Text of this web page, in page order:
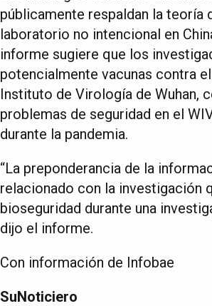
públicamente respaldan la teoría
laboratorio no intencional en
informe sugiere que los
potencialmente vacunas contra
Instituto de Virología de Wuhan,
problemas de seguridad en el
durante la pandemia.
“La preponderancia de la
relacionado con la investigación
bioseguridad durante una
dijo el informe.
Con información de Infobae
SuNoticiero